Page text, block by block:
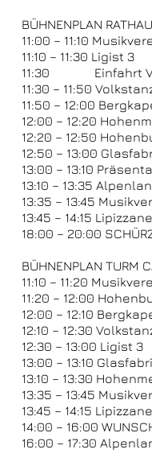
BÜHNENPLAN
11:00 – 11:10
11:10 – 11:30 Ligist 3
11:30 Einfahrt
11:30 – 11:50
11:50 – 12:00
12:00 – 12:20
12:20 – 12:50
12:50 – 13:00
13:00 – 13:10
13:10 – 13:35
13:35 – 13:45
13:45 – 14:15
18:00 – 20:00
BÜHNENPLAN TURM
11:10 – 11:20
11:20 – 12:00
12:00 – 12:10
12:10 – 12:30
12:30 – 13:00 Ligist 3
13:00 – 13:10
13:10 – 13:30
13:35 – 13:45
13:45 – 14:15
14:00 – 16:00
16:00 – 17:30